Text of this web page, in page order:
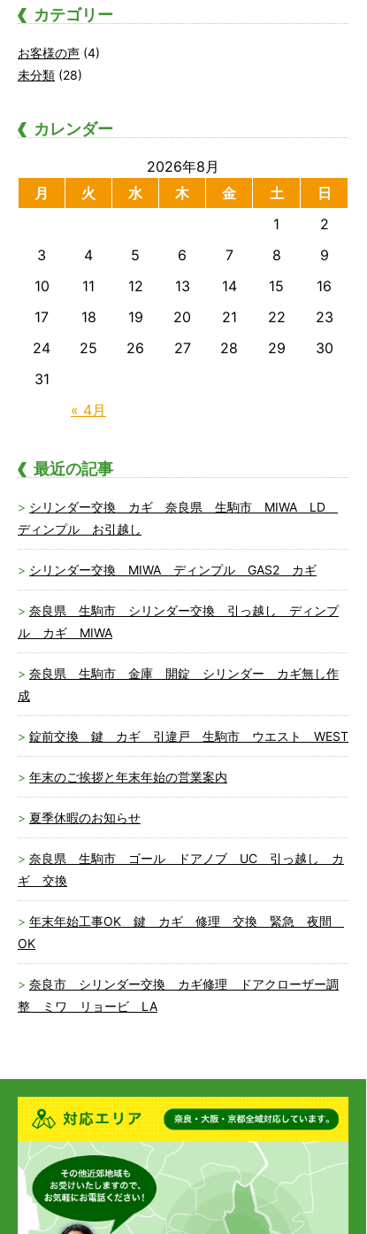
カテゴリー
お客様の声 (4)
未分類 (28)
カレンダー
2026年8月
月
火 水 木 金 土 日
« 4月
1
2
3
4 5 6 7 8
9
10
11 12 13 14 15
16
17
18 19 20 21 22
23
24
25 26 27 28 29
30
31
最近の記事
シリンダー交換 カギ 奈良県 生駒市 MIWA LD
ディンプル お引越し
シリンダー交換 MIWA ディンプル GAS2 カギ
奈良県 生駒市 シリンダー交換 引っ越し ディンプ
ル カギ MIWA
奈良県 生駒市 金庫 開錠 シリンダー カギ無し作
成
錠前交換 鍵 カギ 引違戸 生駒市 ウエスト WEST
年末のご挨拶と年末年始の営業案内
夏季休暇のお知らせ
奈良県 生駒市 ゴール ドアノブ UC 引っ越し カ
ギ 交換
年末年始工事OK 鍵 カギ 修理 交換 緊急 夜間
OK
奈良市 シリンダー交換 カギ修理 ドアクローザー調
整 ミワ リョービ LA